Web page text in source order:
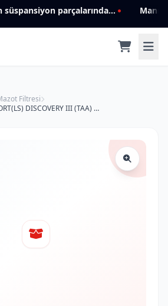
Mannlich: Filtre ve ön süspansiyon parçalarında genişleyen ürün yelpazesiyle kalite ve güven.
Filtresi
WB 217 RANGE ROVER SPORT(LS) DISCOVERY III (TAA) WJN 500025 Yakıt/Mazot Filtresi